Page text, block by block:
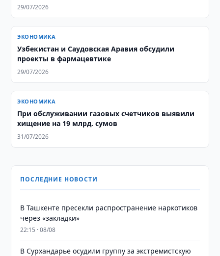
29/07/2026
ЭКОНОМИКА
Узбекистан и Саудовская Аравия обсудили
проекты в фармацевтике
29/07/2026
ЭКОНОМИКА
При обслуживании газовых счетчиков выявили
хищение на 19 млрд. сумов
31/07/2026
ПОСЛЕДНИЕ НОВОСТИ
В Ташкенте пресекли распространение наркотиков
через «закладки»
22:15 · 08/08
В Сурхандарье осудили группу за экстремистскую